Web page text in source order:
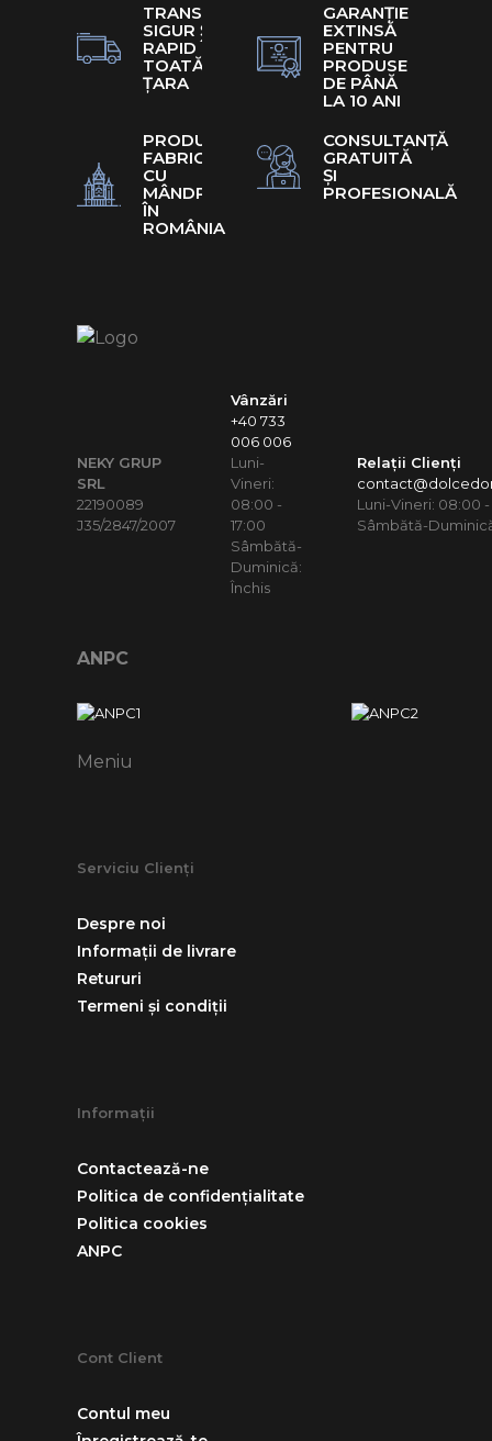
TRANSPORT
SIGUR ȘI
RAPID ÎN
TOATĂ
ȚARA
GARANȚIE
EXTINSĂ
PENTRU
PRODUSE
DE PÂNĂ
LA 10 ANI
PRODUSE
FABRICATE
CU
MÂNDRIE
ÎN
ROMÂNIA
CONSULTANȚĂ
GRATUITĂ
ȘI
PROFESIONALĂ
NEKY GRUP
SRL
22190089
J35/2847/2007
Vânzări
+40 733
006 006
Luni-
Vineri:
08:00 -
17:00
Sâmbătă-
Duminică:
Închis
Relații Clienți
Luni-Vineri: 08:00 -
Sâmbătă-
ANPC
Meniu
Serviciu Clienți
Despre noi
Informații de livrare
Retururi
Termeni și condiții
Informații
Contactează-ne
Politica de confidențialitate
Politica cookies
ANPC
Cont Client
Contul meu